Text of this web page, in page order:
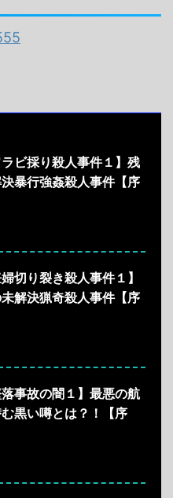
ラビ採り殺人事件１】残
暴行強姦殺人事件【序
婦切り裂き殺人事件１】
解決猟奇殺人事件【序
落事故の闇１】最悪の航
黒い噂とは？！【序